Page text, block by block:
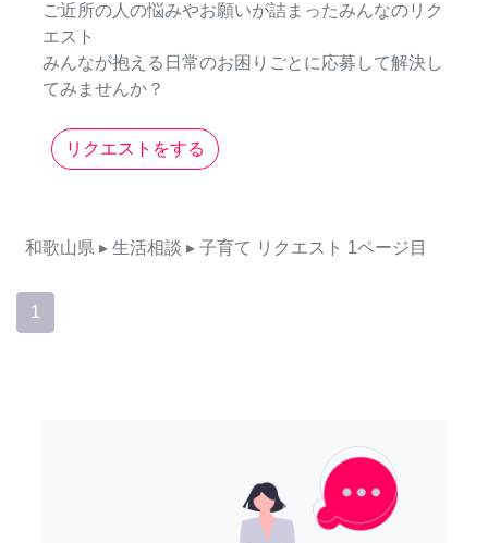
ご近所の人の悩みやお願いが詰まったみんなのリク
エスト
みんなが抱える日常のお困りごとに応募して解決し
てみませんか？
リクエストをする
和歌山県 ▸ 生活相談 ▸ 子育て リクエスト 1ページ目
1